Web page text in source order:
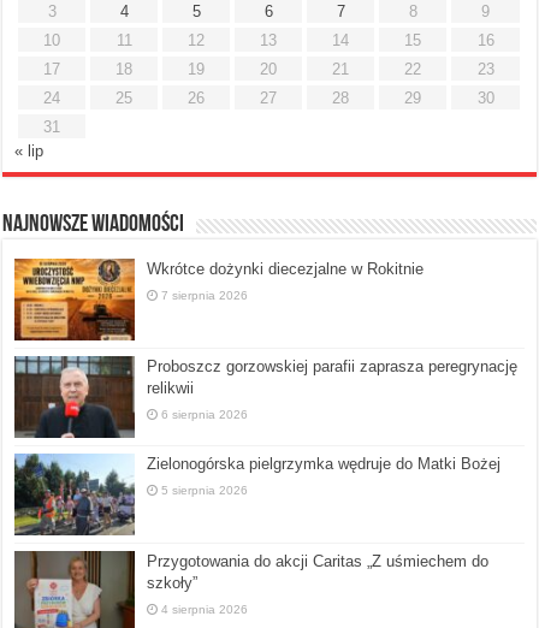
3
4 5 6 7 8
9
10
11 12 13 14 15
16
17
18 19 20 21 22
23
24
25 26 27 28 29
30
31
« lip
Najnowsze Wiadomości
Wkrótce dożynki diecezjalne w Rokitnie
7 sierpnia 2026
Proboszcz gorzowskiej parafii zaprasza peregrynację
relikwii
6 sierpnia 2026
Zielonogórska pielgrzymka wędruje do Matki Bożej
5 sierpnia 2026
Przygotowania do akcji Caritas „Z uśmiechem do
szkoły”
4 sierpnia 2026